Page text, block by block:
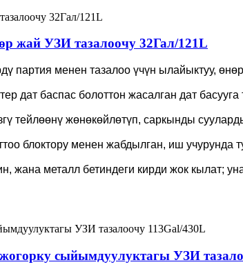
жай УЗИ тазалоочу 32Гал/121L
партия менен тазалоо үчүн ылайыктуу,
дат баспас болоттон жасалган дат
тейлөөнү жөнөкөйлөтүп, саркынды
блоктору менен жабдылган, иш учурунда
металл бетиндеги кирди жок кылат;
сыйымдуулуктагы УЗИ